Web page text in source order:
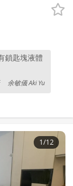
鎖匙塊液體
余敏儀 Aki Yu
1/12